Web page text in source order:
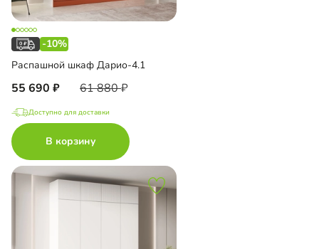
-10%
Распашной шкаф Дарио-4.1
55 690 61 880
Доступно для доставки
В корзину